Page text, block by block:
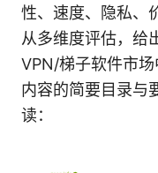
性、速度、隐私、
从多维度评估，给
VPN/梯子软件市
内容的简要目录与
读：